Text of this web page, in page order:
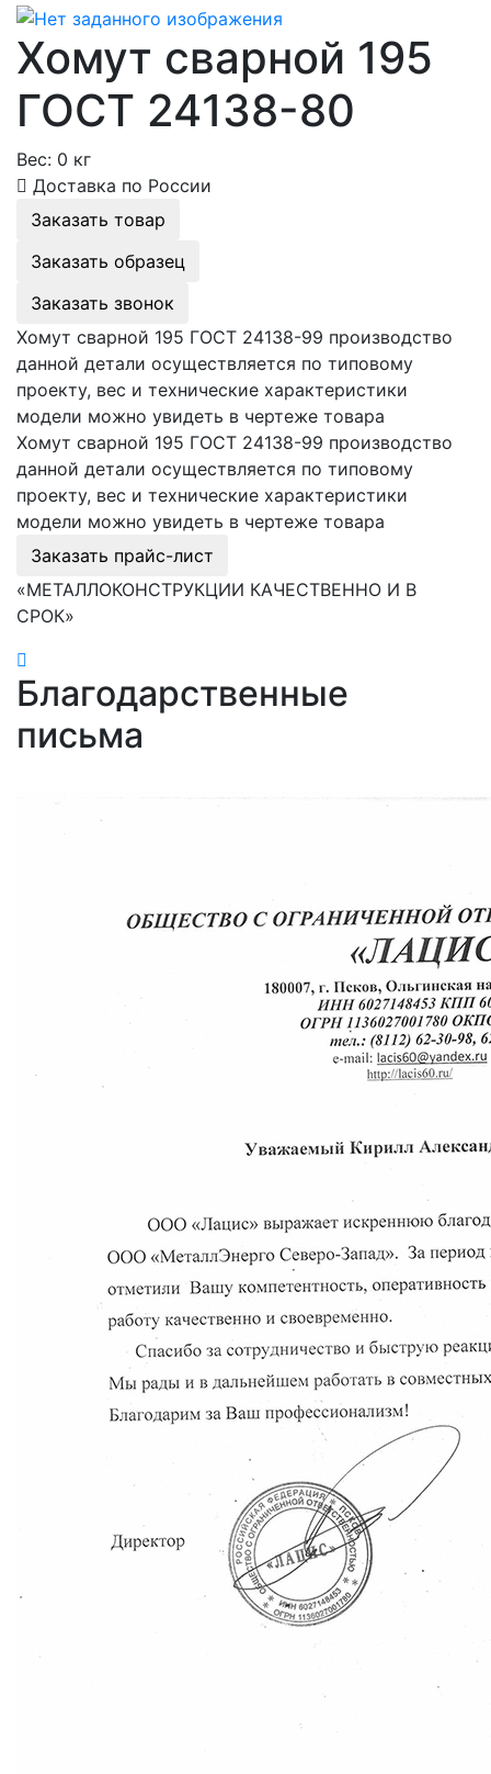
Хомут сварной 195
ГОСТ 24138-80
Вес: 0 кг
Доставка по России
Заказать товар
Заказать образец
Заказать звонок
Хомут сварной 195 ГОСТ 24138-99 производство
данной детали осуществляется по типовому
проекту, вес и технические характеристики
модели можно увидеть в чертеже товара
Хомут сварной 195 ГОСТ 24138-99 производство
данной детали осуществляется по типовому
проекту, вес и технические характеристики
модели можно увидеть в чертеже товара
Заказать прайс-лист
«МЕТАЛЛОКОНСТРУКЦИИ КАЧЕСТВЕННО И В
СРОК»
Благодарственные
письма